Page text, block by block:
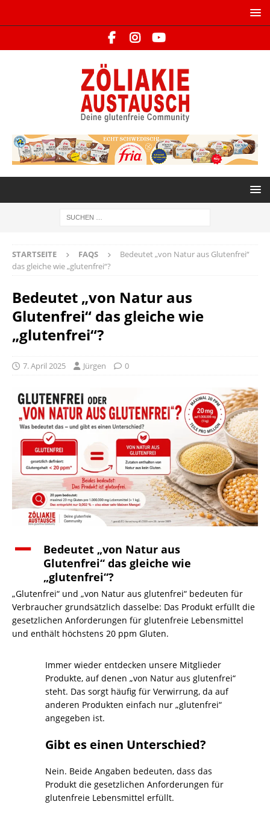
STARTSEITE FAQS
Bedeutet „von Natur aus Glutenfrei“
das gleiche wie „glutenfrei“?
Bedeutet „von Natur aus
Glutenfrei“ das gleiche wie
„glutenfrei“?
7. April 2025 Jürgen 0
A
Bedeutet „von Natur aus
Glutenfrei“ das gleiche wie
„glutenfrei“?
„Glutenfrei“ und „von Natur aus glutenfrei“ bedeuten für
Verbraucher grundsätzlich dasselbe: Das Produkt erfüllt die
gesetzlichen Anforderungen für glutenfreie Lebensmittel
und enthält höchstens 20 ppm Gluten.
Immer wieder entdecken unsere Mitglieder
Produkte, auf denen „von Natur aus glutenfrei“
steht. Das sorgt häufig für Verwirrung, da auf
anderen Produkten einfach nur „glutenfrei“
angegeben ist.
Gibt es einen Unterschied?
Nein. Beide Angaben bedeuten, dass das
Produkt die gesetzlichen Anforderungen für
glutenfreie Lebensmittel erfüllt.